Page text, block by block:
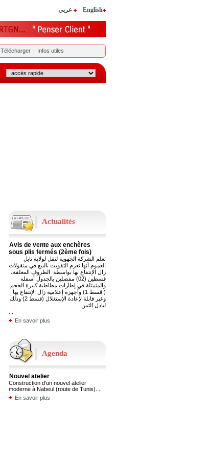
عربي English
Télécharger | Infos utiles
Actualités
Avis de vente aux enchères
sous plis fermés (2ème fois)
تعلم الشركة الجهوية لنقل لولاية نابل
العموم أنها تعزم التفويت بالبيع في منقولات
زال الإنتفاع بها بواسطة الظروف المغلقة،
قسطين (02) مفصلين بالجدول أسفله
والمتمثلة في إطارات مطاطية كبيرة الحجم
( قسط 1) وأجهزة إعلامية زال الإنتفاع بها
وغير قابلة لإعادة الإستغلال (قسط 2) وذلك
لباذل الثمن
En savoir plus
examens pratiques
تعلم الشركة الجهوية للنقل لولاية نابل
المترشحين للمناظرة الخارجية لخطة سائق
حافلة (عدد 01/2024) ولخطة عامل مؤهل
يمكنهم الاطلاع على النتائج الأولية
للإختبارات التطبيقية عبر
...
En savoir plus
Agenda
Nouvel atelier
Construction d'un nouvel atelier
moderne à Nabeul (route de Tunis)....
En savoir plus